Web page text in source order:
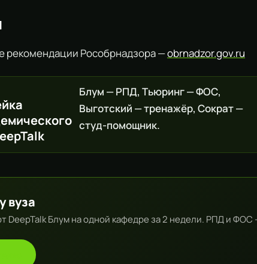
рекомендации Рособрнадзора —obrnadzor.gov.ru
Блум — РПД, Тьюринг — ФОС,
Выготский — тренажёр, Сократ —
студ-помощник.
вуза
DeepTalk Блум на одной кафедре за 2 недели. РПД и ФОС